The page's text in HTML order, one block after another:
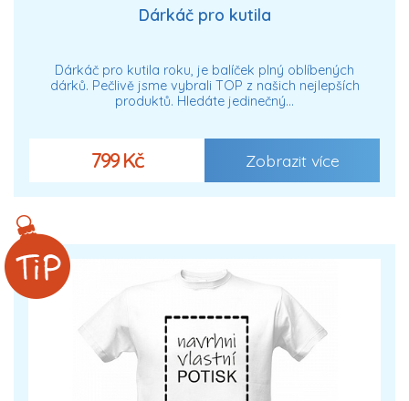
Dárkáč pro kutila
Dárkáč pro kutila roku, je balíček plný oblíbených
dárků. Pečlivě jsme vybrali TOP z našich nejlepších
produktů. Hledáte jedinečný…
799 Kč Zobrazit více